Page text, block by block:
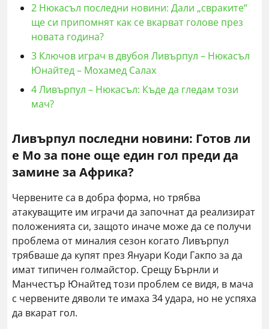
2 Нюкасъл последни новини: Дали „свраките“
ще си припомнят как се вкарват голове през
новата година?
3 Ключов играч в двубоя Ливърпул – Нюкасъл
Юнайтед – Мохамед Салах
4Ливърпул – Нюкасъл: Къде да гледам този
мач?
Ливърпул последни новини: Готов ли
е Мо за поне още един гол преди да
замине за Африка?
Червените са в добра форма, но трябва
атакуващите им играчи да започнат да реализират
положенията си, защото иначе може да се получи
проблема от миналия сезон когато Ливърпул
трябваше да купят през Януари Коди Гакпо за да
имат типичен голмайстор. Срещу Бърнли и
Манчестър Юнайтед този проблем се видя, в мача
с червените дяволи те имаха 34 удара, но не успяха
да вкарат гол.